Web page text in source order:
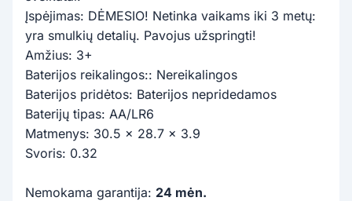
Įspėjimas: DĖMESIO! Netinka vaikams iki 3 metų:
yra smulkių detalių. Pavojus užspringti!
Amžius: 3+
Baterijos reikalingos:: Nereikalingos
Baterijos pridėtos: Baterijos nepridedamos
Baterijų tipas: AA/LR6
Matmenys: 30.5 x 28.7 x 3.9
Svoris: 0.32
Nemokama garantija: 24 mėn.